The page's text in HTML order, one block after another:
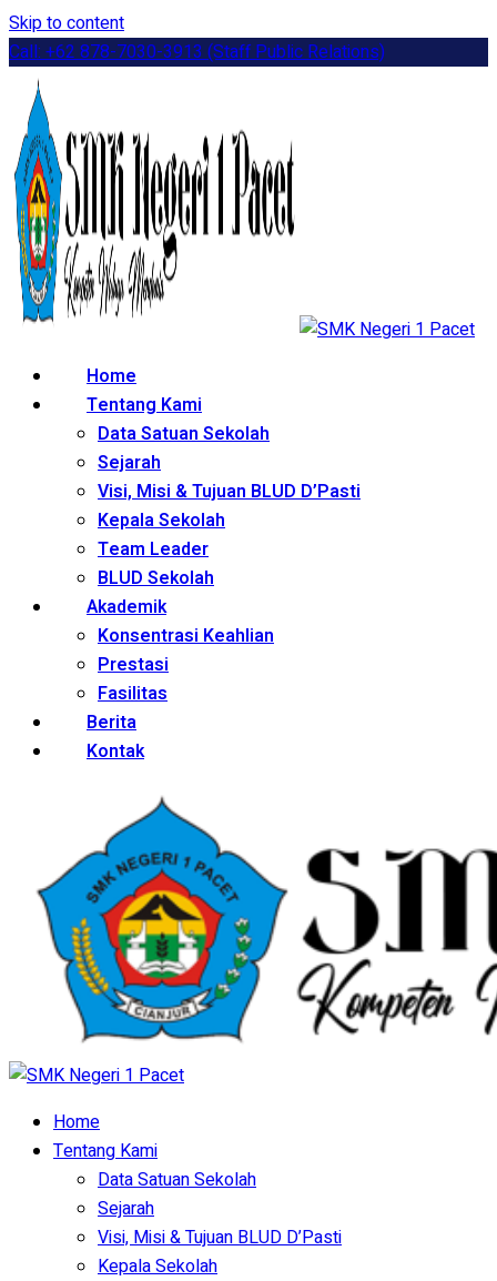
Skip to content
Call: +62 878-7030-3913 (Staff Public Relations)
Home
Tentang Kami
Data Satuan Sekolah
Sejarah
Visi, Misi & Tujuan BLUD D’Pasti
Kepala Sekolah
Team Leader
BLUD Sekolah
Akademik
Konsentrasi Keahlian
Prestasi
Fasilitas
Berita
Kontak
Home
Tentang Kami
Data Satuan Sekolah
Sejarah
Visi, Misi & Tujuan BLUD D’Pasti
Kepala Sekolah